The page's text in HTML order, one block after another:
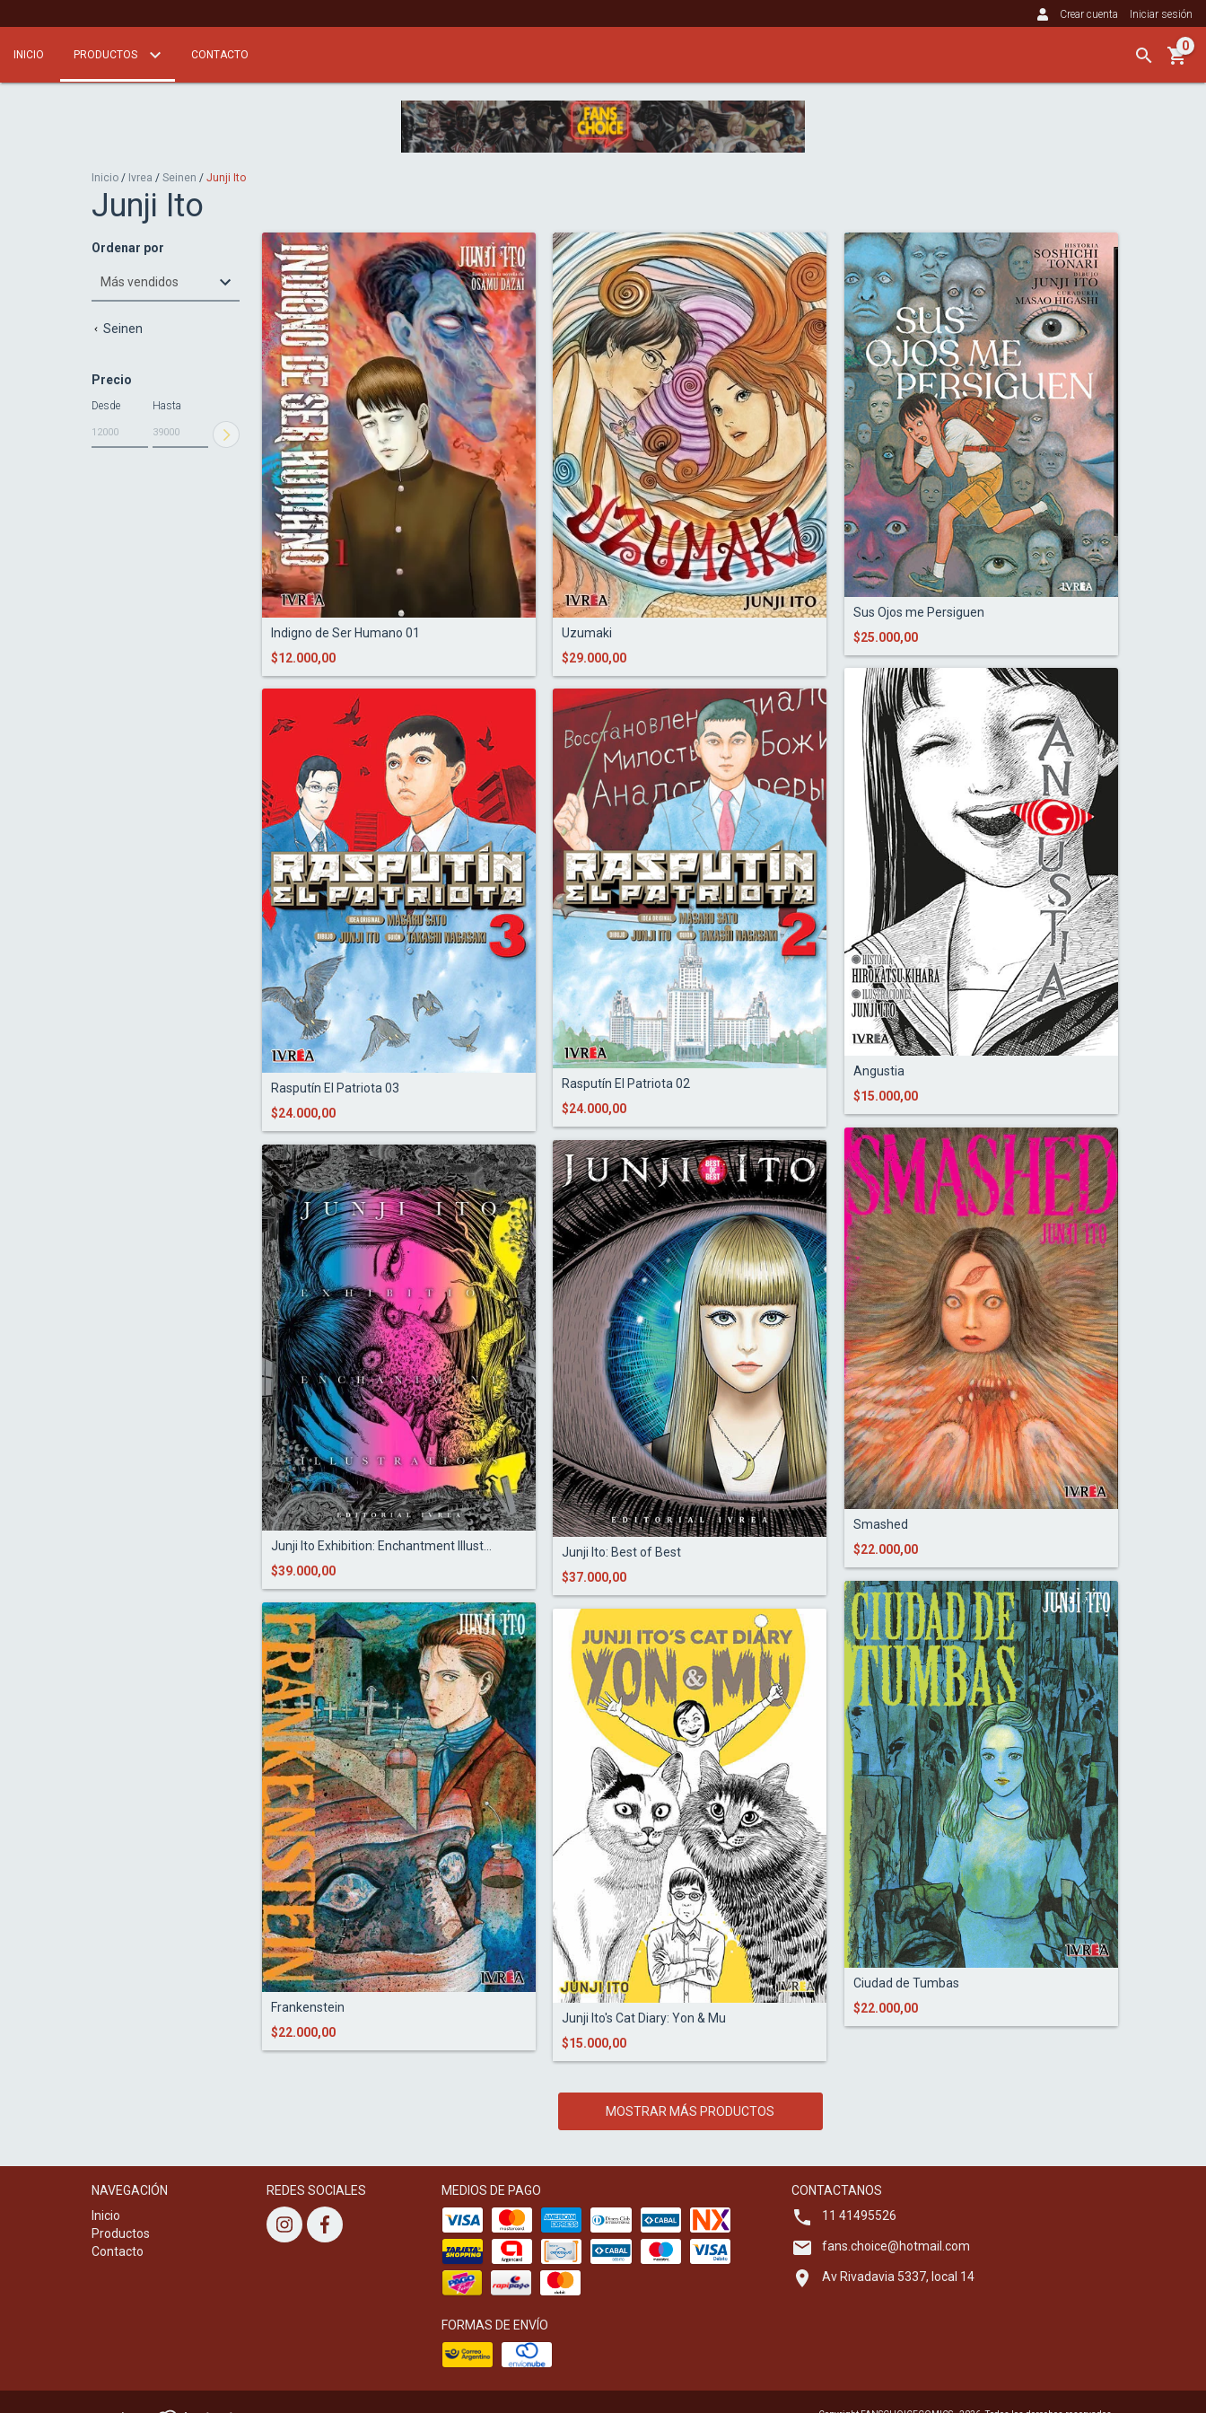
Crear cuenta Iniciar sesión
INICIO PRODUCTOS CONTACTO
0
Inicio / Ivrea / Seinen / Junji Ito
Junji Ito
Ordenar por
Seinen
Precio
Desde Hasta
Indigno de Ser Humano 01
$12.000,00
Uzumaki
$29.000,00
Sus Ojos me Persiguen
$25.000,00
Rasputín El Patriota 03
$24.000,00
Rasputín El Patriota 02
$24.000,00
Angustia
$15.000,00
Junji Ito Exhibition: Enchantment Illust...
$39.000,00
Junji Ito: Best of Best
$37.000,00
Smashed
$22.000,00
Frankenstein
$22.000,00
Junji Ito's Cat Diary: Yon & Mu
$15.000,00
Ciudad de Tumbas
$22.000,00
MOSTRAR MÁS PRODUCTOS
NAVEGACIÓN
Inicio
Productos
Contacto
REDES SOCIALES MEDIOS DE PAGO
FORMAS DE ENVÍO
CONTACTANOS
11 41495526
fans.choice@hotmail.com
Av Rivadavia 5337, local 14